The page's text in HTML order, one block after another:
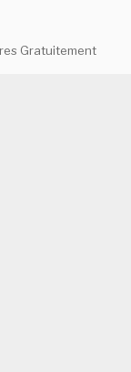
Gratuitement